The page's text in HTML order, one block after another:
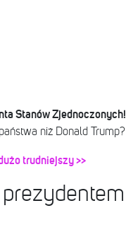
Stanów Zjednoczonych!
niż Donald Trump?
trudniejszy >>